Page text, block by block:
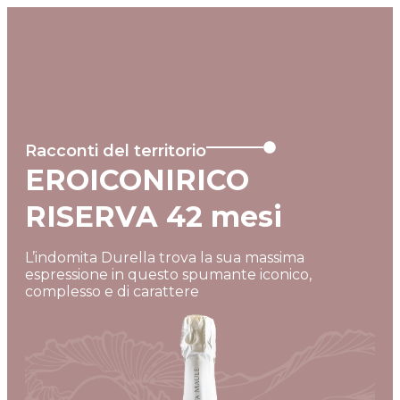
Racconti del territorio
EROICONIRICO
RISERVA 42 mesi
L’indomita Durella trova la sua massima
espressione in questo spumante iconico,
complesso e di carattere